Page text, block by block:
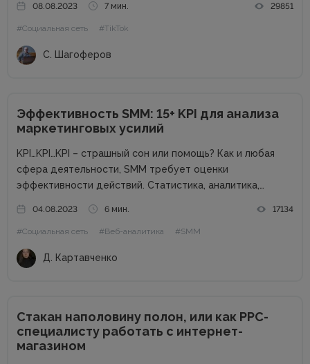
используют социальные сети, что составляет 58,4%
населения мира. Самые популярные...
08.08.2023 7 мин. 29851
#Социальная сеть #TikTok
С. Шагоферов
Эффективность SMM: 15+ KPI для анализа
маркетинговых усилий
KPI…KPI…KPI – страшный сон или помощь? Как и любая
сфера деятельности, SMM требует оценки
эффективности действий. Статистика, аналитика,
картины проекта. Однако что значит эта аббревиатура?
KPI (Key Performance Indicators) – это...
04.08.2023 6 мин. 17134
#Социальная сеть #Веб-аналитика #SMM
Д. Картавченко
Стакан наполовину полон, или как PPC-
специалисту работать с интернет-
магазином